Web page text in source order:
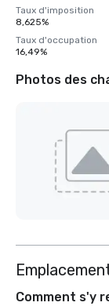
Taux d'imposition
8,625%
Taux d'occupation
16,49%
Photos des
Comment s'y